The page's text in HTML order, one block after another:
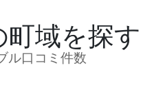
域を探す
ル口コミ件数